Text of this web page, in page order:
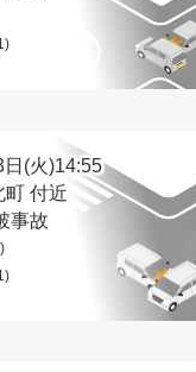
(火)14:55
町 付近
事故